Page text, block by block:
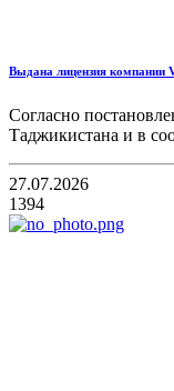
Выдана лицензия компании
Согласно
Таджикистана и в
27.07.2026
1394